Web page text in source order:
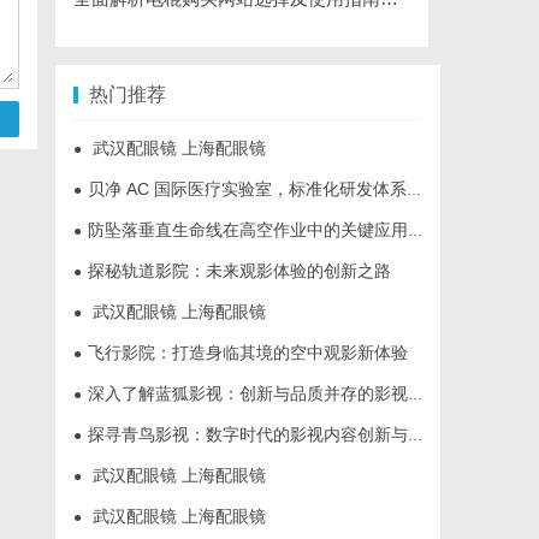
热门推荐
● 武汉配眼镜 上海配眼镜
● 贝净 AC 国际医疗实验室，标准化研发体系全解析
● 防坠落垂直生命线在高空作业中的关键应用与安全保障
● 探秘轨道影院：未来观影体验的创新之路
● 武汉配眼镜 上海配眼镜
● 飞行影院：打造身临其境的空中观影新体验
● 深入了解蓝狐影视：创新与品质并存的影视平台
● 探寻青鸟影视：数字时代的影视内容创新与发展趋势揭秘
● 武汉配眼镜 上海配眼镜
● 武汉配眼镜 上海配眼镜